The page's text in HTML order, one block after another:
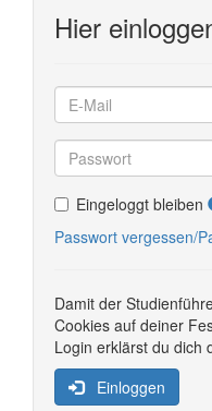
Hier
Eingeloggt bleiben
Passwort vergessen/
Damit der
Cookies auf deiner
Login erklärst du dich
Einloggen